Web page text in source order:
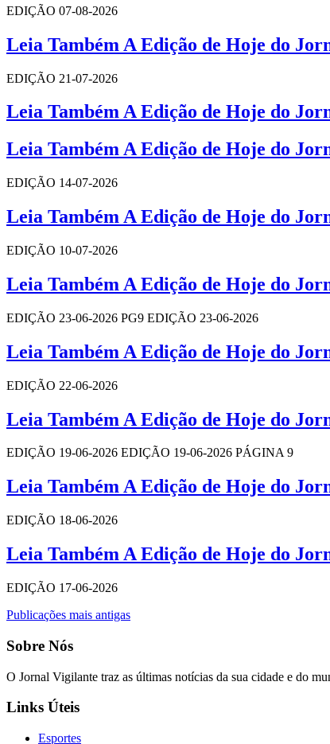
EDIÇÃO 07-08-2026
Leia Também A Edição de Hoje do
EDIÇÃO 21-07-2026
Leia Também A Edição de Hoje do
Leia Também A Edição de Hoje do
EDIÇÃO 14-07-2026
Leia Também A Edição de Hoje do
EDIÇÃO 10-07-2026
Leia Também A Edição de Hoje do
EDIÇÃO 23-06-2026 PG9 EDIÇÃO 23-06-2026
Leia Também A Edição de Hoje do
EDIÇÃO 22-06-2026
Leia Também A Edição de Hoje do
EDIÇÃO 19-06-2026 EDIÇÃO 19-06-2026 PÁGINA 9
Leia Também A Edição de Hoje do
EDIÇÃO 18-06-2026
Leia Também A Edição de Hoje do
EDIÇÃO 17-06-2026
Navegação
por
Publicações mais antigas
Sobre Nós
O Jornal Vigilante traz as últimas notícias da sua cidade e do
Links Úteis
Esportes